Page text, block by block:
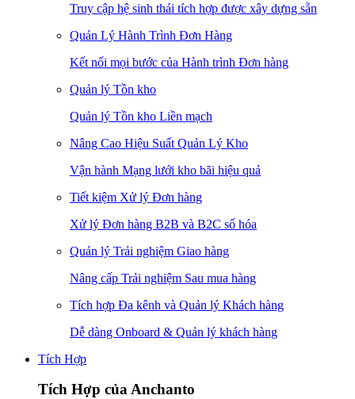
Truy cập hệ sinh thái tích hợp được xây dựng sẵn
Quản Lý Hành Trình Đơn Hàng
Kết nối mọi bước của Hành trình Đơn hàng
Quản lý Tồn kho
Quản lý Tồn kho Liền mạch
Nâng Cao Hiệu Suất Quản Lý Kho
Vận hành Mạng lưới kho bãi hiệu quả
Tiết kiệm Xử lý Đơn hàng
Xử lý Đơn hàng B2B và B2C số hóa
Quản lý Trải nghiệm Giao hàng
Nâng cấp Trải nghiệm Sau mua hàng
Tích hợp Đa kênh và Quản lý Khách hàng
Dễ dàng Onboard & Quản lý khách hàng
Tích Hợp
Tích Hợp của Anchanto